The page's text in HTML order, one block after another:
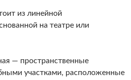
из линейной
на театре или
— пространственные
участками, расположенные